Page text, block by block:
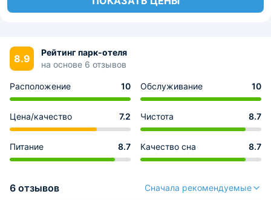
8.9
Рейтинг парк-отеля
на основе 6 отзывов
Расположение 10 Обслуживание 10
Цена/качество 7.2 Чистота 8.7
Питание 8.7 Качество сна 8.7
6 отзывов Сначала рекомендуемые